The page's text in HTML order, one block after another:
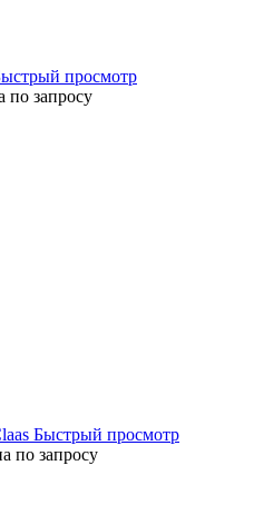
просмотр
по запросу
Быстрый просмотр
по запросу